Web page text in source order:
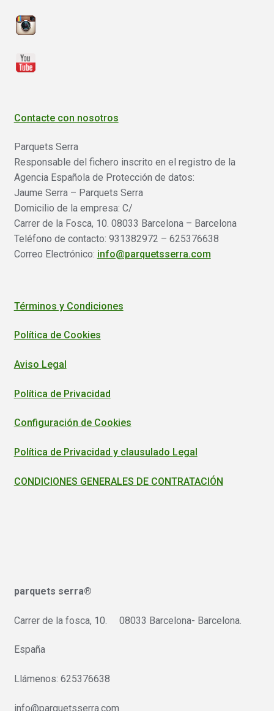
Contacte con nosotros
Parquets Serra
Responsable del fichero inscrito en el registro de la
Agencia Española de Protección de datos:
Jaume Serra – Parquets Serra
Domicilio de la empresa: C/
Carrer de la Fosca, 10. 08033 Barcelona – Barcelona
Teléfono de contacto: 931382972 – 625376638
Correo Electrónico: info@parquetsserra.com
Términos y Condiciones
Política de Cookies
Aviso Legal
Política de Privacidad
Configuración de Cookies
Política de Privacidad y clausulado Legal
CONDICIONES GENERALES DE CONTRATACIÓN
parquets serra®
Carrer de la fosca, 10. 08033 Barcelona- Barcelona.
España
Llámenos: 625376638
info@parquetsserra.com